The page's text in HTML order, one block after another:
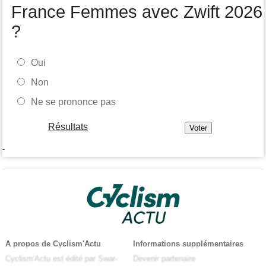
France Femmes avec Zwift 2026
?
Oui
Non
Ne se prononce pas
Résultats
-
A propos de Cyclism'Actu
Cyclism'Actu est édité par Swar-
Informations supplémentaires
Devenir partenaire